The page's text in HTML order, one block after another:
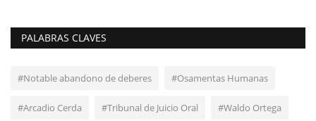
PALABRAS CLAVES
#Notable abandono de deberes #Osamentas Humanas
#Arcadio Cerda #Tribunal de Juicio Oral #Waldo Ortega